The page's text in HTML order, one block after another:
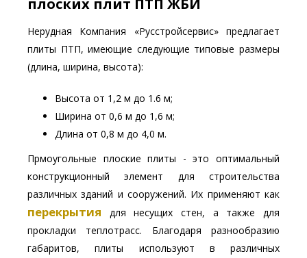
Нерудная Компания «Русстройсервис» предлагает
плиты ПТП, имеющие следующие типовые размеры
(длина, ширина, высота):
Высота от 1,2 м до 1.6 м;
Ширина от 0,6 м до 1,6 м;
Длина от 0,8 м до 4,0 м.
Прмоугольные плоские плиты - это оптимальный
конструкционный элемент для строительства
различных зданий и сооружений. Их применяют как
перекрытия
для несущих стен, а также для
прокладки теплотрасс. Благодаря разнообразию
габаритов, плиты используют в различных